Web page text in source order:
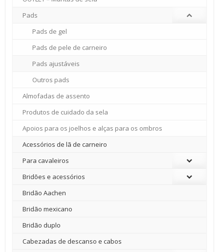
Pads
Pads de gel
Pads de pele de carneiro
Pads ajustáveis
Outros pads
Almofadas de assento
Produtos de cuidado da sela
Apoios para os joelhos e alças para os ombros
Acessórios de lã de carneiro
Para cavaleiros
Bridões e acessórios
Bridão Aachen
Bridão mexicano
Bridão duplo
Cabezadas de descanso e cabos